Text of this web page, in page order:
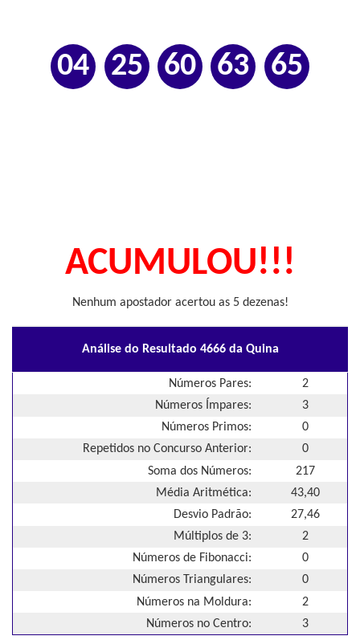
04 25 60 63 65
ACUMULOU!!!
Nenhum apostador acertou as 5 dezenas!
Análise do Resultado 4666 da Quina
Números Pares:
2
Números Ímpares:
3
Números Primos:
0
Repetidos no Concurso Anterior:
0
Soma dos Números:
217
Média Aritmética:
43,40
Desvio Padrão:
27,46
Múltiplos de 3:
2
Números de Fibonacci:
0
Números Triangulares:
0
Números na Moldura:
2
Números no Centro:
3